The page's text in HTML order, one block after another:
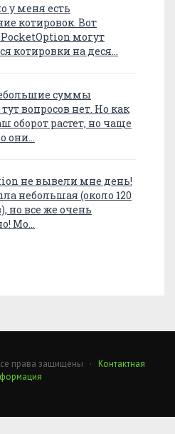
у меня есть
котировок. Вот
могут
котировки на деся…
суммы
вопросов нет. Но как
оборот растет, но чаще
они…
не вывели мне день!
небольшая (около 120
но все же очень
Мо…
права защищены · Контактная